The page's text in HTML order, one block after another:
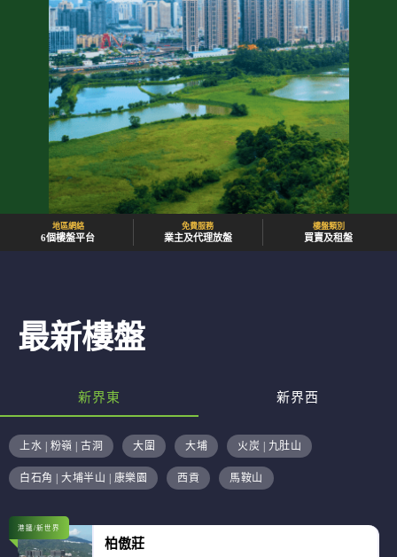
地區網絡
6個樓盤平台
免費服務
業主及代理放盤
樓盤類別
買賣及租盤
最新樓盤
新界東 新界西
上水 | 粉嶺 | 古洞 大圍 大埔 火炭 | 九肚山
白石角 | 大埔半山 | 康樂園 西貢 馬鞍山
港鐵/新世界
柏傲莊